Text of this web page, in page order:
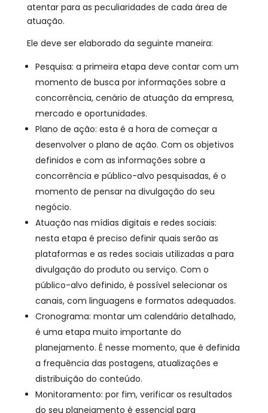
atentar para as peculiaridades de cada área de
atuação.
Ele deve ser elaborado da seguinte maneira:
Pesquisa: a primeira etapa deve contar com um
momento de busca por informações sobre a
concorrência, cenário de atuação da empresa,
mercado e oportunidades.
Plano de ação: esta é a hora de começar a
desenvolver o plano de ação. Com os objetivos
definidos e com as informações sobre a
concorrência e público-alvo pesquisadas, é o
momento de pensar na divulgação do seu
negócio.
Atuação nas mídias digitais e redes sociais:
nesta etapa é preciso definir quais serão as
plataformas e as redes sociais utilizadas a para
divulgação do produto ou serviço. Com o
público-alvo definido, é possível selecionar os
canais, com linguagens e formatos adequados.
Cronograma: montar um calendário detalhado,
é uma etapa muito importante do
planejamento. É nesse momento, que é definida
a frequência das postagens, atualizações e
distribuição do conteúdo.
Monitoramento: por fim, verificar os resultados
do seu planejamento é essencial para